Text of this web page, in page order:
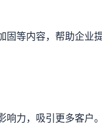
固等内容，帮助企业
响力，吸引更多客户